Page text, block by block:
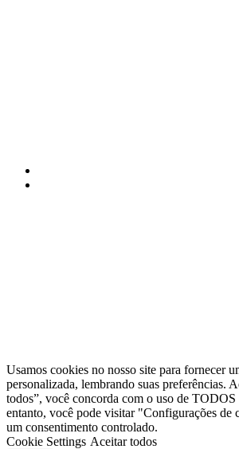
Usamos cookies no nosso site para fornecer
personalizada, lembrando suas preferências.
todos”, você concorda com o uso de
entanto, você pode visitar "Configurações de
um consentimento controlado.
Cookie Settings Aceitar todos